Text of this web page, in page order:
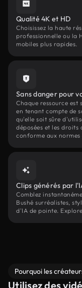
Qualité 4K et HD
Choisissez la haute
professionnelle ou la
mobiles plus rapides.
Sans danger pour
Chaque ressource est
en tenant compte de
qu'elle soit sûre
déposées et les
conforme aux normes
Clips générés par
Comblez
Bushé surréalistes,
d'IA de pointe.
Pourquoi les
Utilisez des